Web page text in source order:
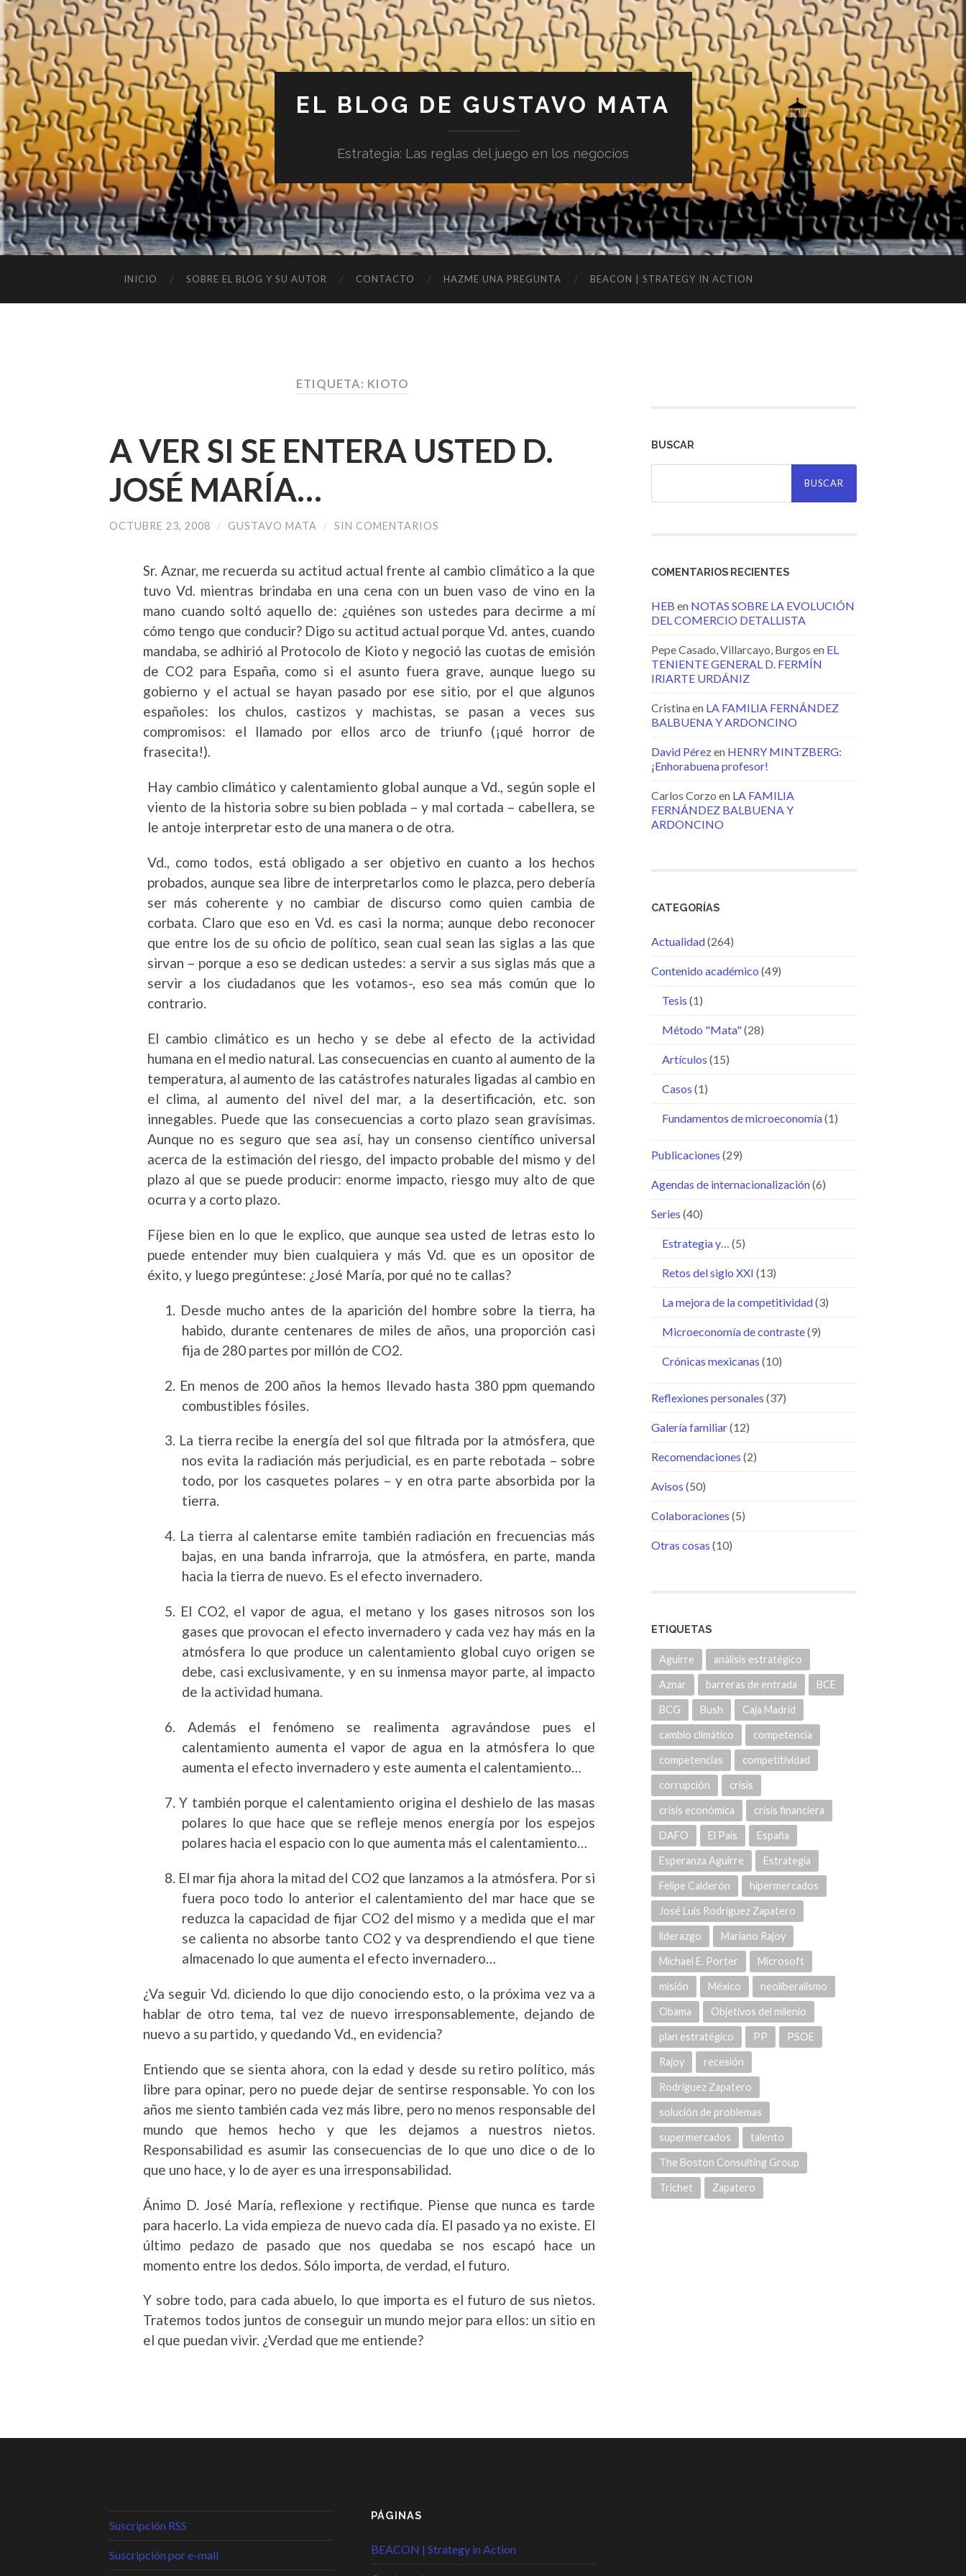
EL BLOG DE GUSTAVO MATA
Estrategia: Las reglas del juego en los negocios
INICIO SOBRE EL BLOG Y SU AUTOR CONTACTO HAZME UNA PREGUNTA BEACON | STRATEGY IN ACTION
ETIQUETA: KIOTO
A VER SI SE ENTERA USTED D.
JOSÉ MARÍA…
OCTUBRE 23, 2008 / GUSTAVO MATA / SIN COMENTARIOS
Sr. Aznar, me recuerda su actitud actual frente al cambio climático a la que
tuvo Vd. mientras brindaba en una cena con un buen vaso de vino en la
mano cuando soltó aquello de: ¿quiénes son ustedes para decirme a mí
cómo tengo que conducir? Digo su actitud actual porque Vd. antes, cuando
mandaba, se adhirió al Protocolo de Kioto y negoció las cuotas de emisión
de CO2 para España, como si el asunto fuera grave, aunque luego su
gobierno y el actual se hayan pasado por ese sitio, por el que algunos
españoles: los chulos, castizos y machistas, se pasan a veces sus
compromisos: el llamado por ellos arco de triunfo (¡qué horror de
frasecita!).
Hay cambio climático y calentamiento global aunque a Vd., según sople el
viento de la historia sobre su bien poblada – y mal cortada – cabellera, se
le antoje interpretar esto de una manera o de otra.
Vd., como todos, está obligado a ser objetivo en cuanto a los hechos
probados, aunque sea libre de interpretarlos como le plazca, pero debería
ser más coherente y no cambiar de discurso como quien cambia de
corbata. Claro que eso en Vd. es casi la norma; aunque debo reconocer
que entre los de su oficio de político, sean cual sean las siglas a las que
sirvan – porque a eso se dedican ustedes: a servir a sus siglas más que a
servir a los ciudadanos que les votamos-, eso sea más común que lo
contrario.
El cambio climático es un hecho y se debe al efecto de la actividad
humana en el medio natural. Las consecuencias en cuanto al aumento de la
temperatura, al aumento de las catástrofes naturales ligadas al cambio en
el clima, al aumento del nivel del mar, a la desertificación, etc. son
innegables. Puede que las consecuencias a corto plazo sean gravísimas.
Aunque no es seguro que sea así, hay un consenso científico universal
acerca de la estimación del riesgo, del impacto probable del mismo y del
plazo al que se puede producir: enorme impacto, riesgo muy alto de que
ocurra y a corto plazo.
Fíjese bien en lo que le explico, que aunque sea usted de letras esto lo
puede entender muy bien cualquiera y más Vd. que es un opositor de
éxito, y luego pregúntese: ¿José María, por qué no te callas?
1. Desde mucho antes de la aparición del hombre sobre la tierra, ha
habido, durante centenares de miles de años, una proporción casi
fija de 280 partes por millón de CO2.
2. En menos de 200 años la hemos llevado hasta 380 ppm quemando
combustibles fósiles.
3. La tierra recibe la energía del sol que filtrada por la atmósfera, que
nos evita la radiación más perjudicial, es en parte rebotada – sobre
todo, por los casquetes polares – y en otra parte absorbida por la
tierra.
4. La tierra al calentarse emite también radiación en frecuencias más
bajas, en una banda infrarroja, que la atmósfera, en parte, manda
hacia la tierra de nuevo. Es el efecto invernadero.
5. El CO2, el vapor de agua, el metano y los gases nitrosos son los
gases que provocan el efecto invernadero y cada vez hay más en la
atmósfera lo que produce un calentamiento global cuyo origen se
debe, casi exclusivamente, y en su inmensa mayor parte, al impacto
de la actividad humana.
6.
Además el fenómeno se realimenta agravándose pues el
calentamiento aumenta el vapor de agua en la atmósfera lo que
aumenta el efecto invernadero y este aumenta el calentamiento…
7. Y también porque el calentamiento origina el deshielo de las masas
polares lo que hace que se refleje menos energía por los espejos
polares hacia el espacio con lo que aumenta más el calentamiento…
8. El mar fija ahora la mitad del CO2 que lanzamos a la atmósfera. Por si
fuera poco todo lo anterior el calentamiento del mar hace que se
reduzca la capacidad de fijar CO2 del mismo y a medida que el mar
se calienta no absorbe tanto CO2 y va desprendiendo el que tiene
almacenado lo que aumenta el efecto invernadero…
¿Va seguir Vd. diciendo lo que dijo conociendo esto, o la próxima vez va a
hablar de otro tema, tal vez de nuevo irresponsablemente, dejando de
nuevo a su partido, y quedando Vd., en evidencia?
Entiendo que se sienta ahora, con la edad y desde su retiro político, más
libre para opinar, pero no puede dejar de sentirse responsable. Yo con los
años me siento también cada vez más libre, pero no menos responsable del
mundo que hemos hecho y que les dejamos a nuestros nietos.
Responsabilidad es asumir las consecuencias de lo que uno dice o de lo
que uno hace, y lo de ayer es una irresponsabilidad.
Ánimo D. José María, reflexione y rectifique. Piense que nunca es tarde
para hacerlo. La vida empieza de nuevo cada día. El pasado ya no existe. El
último pedazo de pasado que nos quedaba se nos escapó hace un
momento entre los dedos. Sólo importa, de verdad, el futuro.
Y sobre todo, para cada abuelo, lo que importa es el futuro de sus nietos.
Tratemos todos juntos de conseguir un mundo mejor para ellos: un sitio en
el que puedan vivir. ¿Verdad que me entiende?
BUSCAR
Buscar:
COMENTARIOS RECIENTES
HEB en NOTAS SOBRE LA EVOLUCIÓN
DEL COMERCIO DETALLISTA
Pepe Casado, Villarcayo, Burgos en EL
TENIENTE GENERAL D. FERMÍN
IRIARTE URDÁNIZ
Cristinaen LA FAMILIA FERNÁNDEZ
BALBUENA Y ARDONCINO
David Pérezen HENRY MINTZBERG:
¡Enhorabuena profesor!
Carlos Corzo en LA FAMILIA
FERNÁNDEZ BALBUENA Y
ARDONCINO
CATEGORÍAS
Actualidad(264)
Contenido académico (49)
Tesis (1)
Método "Mata"(28)
Artículos (15)
Casos (1)
Fundamentos de microeconomía(1)
Publicaciones (29)
Agendas de internacionalización(6)
Series (40)
Estrategia y… (5)
Retos del siglo XXI (13)
La mejora de la competitividad(3)
Microeconomía de contraste(9)
Crónicas mexicanas (10)
Reflexiones personales (37)
Galería familiar(12)
Recomendaciones (2)
Avisos (50)
Colaboraciones (5)
Otras cosas (10)
ETIQUETAS
Aguirre análisis estratégico
Aznar barreras de entrada BCE
BCG Bush Caja Madrid
cambio climático competencia
competencias competitividad
corrupción crisis
crisis económica crisis financiera
DAFO El País España
Esperanza Aguirre Estrategia
Felipe Calderón hipermercados
José Luis Rodríguez Zapatero
liderazgo Mariano Rajoy
Michael E. Porter Microsoft
misión México neoliberalismo
Obama Objetivos del milenio
plan estratégico PP PSOE
Rajoy recesión
Rodríguez Zapatero
solución de problemas
supermercados talento
The Boston Consulting Group
Trichet Zapatero
Suscripción RSS
Suscripción por e-mail
PÁGINAS
BEACON | Strategy in Action